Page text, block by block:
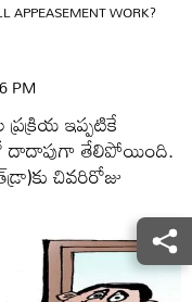
APPEASEMENT WORK?
PM
ఇప్పటికే
దాదాపుగా తేలిపోయింది.
చివరిరోజు